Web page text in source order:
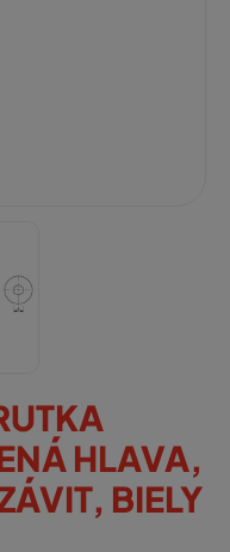
HLAVA,
BIELY